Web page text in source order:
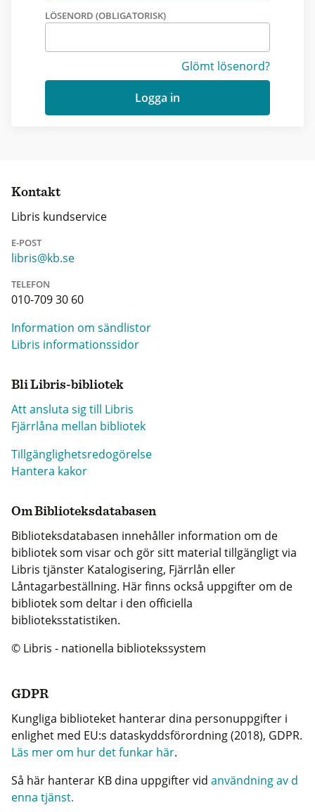
LÖSENORD (OBLIGATORISK)
Glömt lösenord?
Logga in
Kontakt
Libris kundservice
E-POST
libris@kb.se
TELEFON
010-709 30 60
Information om sändlistor
Libris informationssidor
Bli Libris-bibliotek
Att ansluta sig till Libris
Fjärrlåna mellan bibliotek
Tillgänglighetsredogörelse
Hantera kakor
Om Biblioteksdatabasen
Biblioteksdatabasen innehåller information om de
bibliotek som visar och gör sitt material tillgängligt via
Libris tjänster Katalogisering, Fjärrlån eller
Låntagarbeställning. Här finns också uppgifter om de
bibliotek som deltar i den officiella
biblioteksstatistiken.
© Libris - nationella bibliotekssystem
GDPR
Kungliga biblioteket hanterar dina personuppgifter i
enlighet med EU:s dataskyddsförordning (2018), GDPR.
Läs mer om hur det funkar här.
Så här hanterar KB dina uppgifter vid användning av d
enna tjänst.